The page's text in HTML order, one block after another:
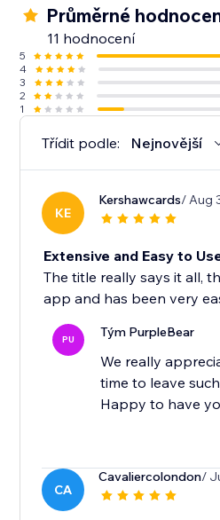
Průměrné
11 hodnocení
5
4
3
2
1
Třídit podle: Nejnovější
KE
Kershawcards/ Aug
Extensive and Easy to
The title really says it all,
app and has been very
PU Tým PurpleBear
We really
time to leave
Happy to have
CA
Cavaliercolondon/